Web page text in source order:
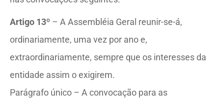
Artigo 13º – A Assembléia Geral reunir-se-á,
ordinariamente, uma vez por ano e,
extraordinariamente, sempre que os interesses da
entidade assim o exigirem.
Parágrafo único – A convocação para as